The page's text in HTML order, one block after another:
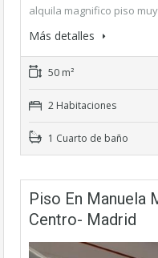
alquila magnifico piso
Más detalles
50 m²
2 Habitaciones
1 Cuarto de baño
Piso En Manuela
Centro- Madrid